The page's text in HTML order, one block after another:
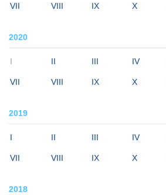
VII VIII IX X
2020
I II III IV
VII VIII IX X
2019
I II III IV
VII VIII IX X
2018